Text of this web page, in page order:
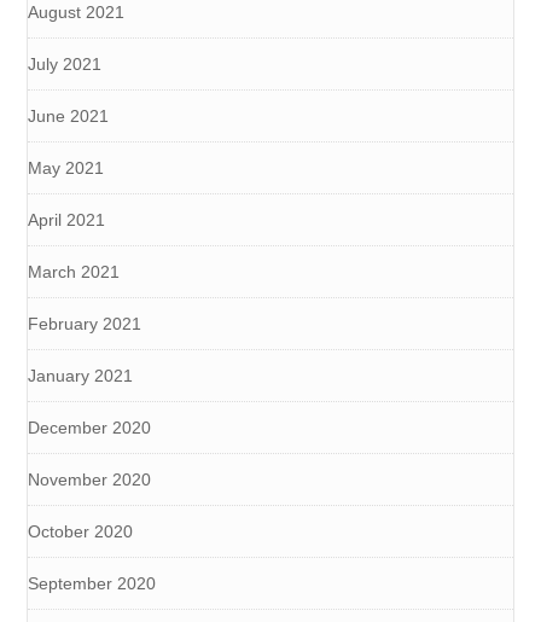
August 2021
July 2021
June 2021
May 2021
April 2021
March 2021
February 2021
January 2021
December 2020
November 2020
October 2020
September 2020